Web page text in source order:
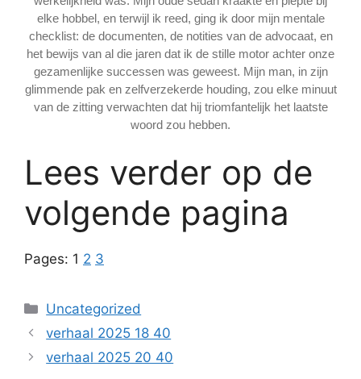
elke hobbel, en terwijl ik reed, ging ik door mijn mentale
checklist: de documenten, de notities van de advocaat, en
het bewijs van al die jaren dat ik de stille motor achter onze
gezamenlijke successen was geweest. Mijn man, in zijn
glimmende pak en zelfverzekerde houding, zou elke minuut
van de zitting verwachten dat hij triomfantelijk het laatste
woord zou hebben.
Lees verder op de
volgende pagina
Pages: 1 2 3
Categories
Uncategorized
verhaal 2025 18 40
verhaal 2025 20 40